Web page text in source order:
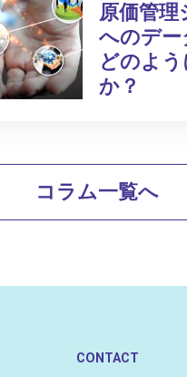
原価管理
へのデー
どのよ
か？
コラム一覧へ
CONTACT